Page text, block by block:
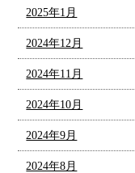
2025年1月
2024年12月
2024年11月
2024年10月
2024年9月
2024年8月